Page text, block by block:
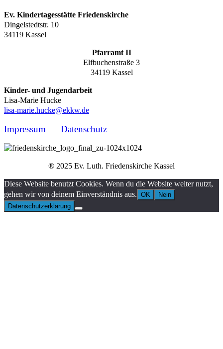
Ev. Kindertagesstätte Friedenskirche
Dingelstedtstr. 10
34119 Kassel
Pfarramt II
Elfbuchenstraße 3
34119 Kassel
Kinder- und Jugendarbeit
Lisa-Marie Hucke
lisa-marie.hucke@ekkw.de
Impressum Datenschutz
® 2025 Ev. Luth. Friedenskirche Kassel
Diese Website benutzt Cookies. Wenn du die Website weiter nutzt,
gehen wir von deinem Einverständnis aus. OK
Nein
Datenschutzerklärung